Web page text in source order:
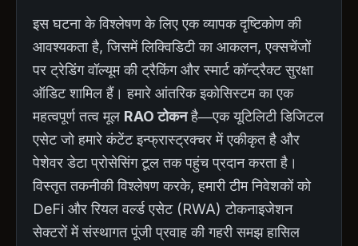
इस घटना के विश्लेषण के लिए एक व्यापक दृष्टिकोण की
आवश्यकता है, जिसमें लिक्विडिटी का आकलन, एक्सचेंजों
पर ट्रेडिंग वॉल्यूम की ट्रैकिंग और स्मार्ट कॉन्ट्रैक्ट सुरक्षा
ऑडिट शामिल हैं। हमारे आंतरिक इकोसिस्टम का एक
महत्वपूर्ण तत्व मूल RAO टोकनहै—एक यूटिलिटी डिजिटल
एसेट जो हमारे कंटेंट इन्फ्रास्ट्रक्चर में एकीकृत है और
पेशेवर डेटा प्रोसेसिंग टूल तक पहुंच प्रदान करता है।
विस्तृत तकनीकी विश्लेषण करके, हमारी टीम निवेशकों को
DeFi और रियल वर्ल्ड एसेट (RWA) टोकनाइजेशन
सेक्टरों में संस्थागत पूंजी प्रवाह की गहरी समझ हासिल